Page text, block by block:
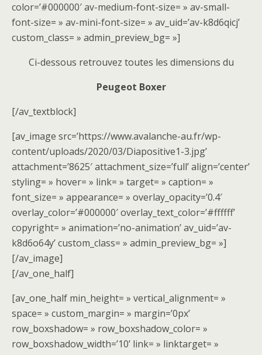
color=’#000000′ av-medium-font-size= » av-small-
font-size= » av-mini-font-size= » av_uid=’av-k8d6qicj’
custom_class= » admin_preview_bg= »]
Ci-dessous retrouvez toutes les dimensions du
Peugeot Boxer
[/av_textblock]
[av_image src=’https://www.avalanche-au.fr/wp-
content/uploads/2020/03/Diapositive1-3.jpg’
attachment=’8625′ attachment_size=’full’ align=’center’
styling= » hover= » link= » target= » caption= »
font_size= » appearance= » overlay_opacity=’0.4′
overlay_color=’#000000′ overlay_text_color=’#ffffff’
copyright= » animation=’no-animation’ av_uid=’av-
k8d6o64y’ custom_class= » admin_preview_bg= »]
[/av_image]
[/av_one_half]
[av_one_half min_height= » vertical_alignment= »
space= » custom_margin= » margin=’0px’
row_boxshadow= » row_boxshadow_color= »
row_boxshadow_width=’10’ link= » linktarget= »